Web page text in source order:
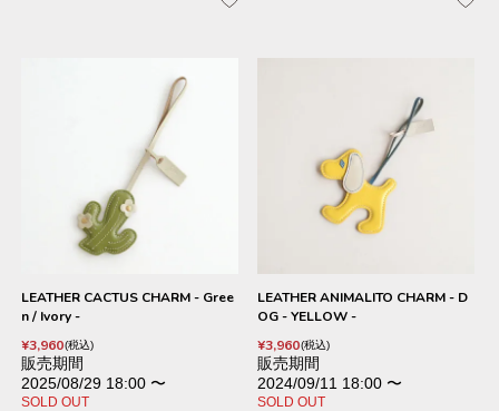
LEATHER CACTUS CHARM - Gree
n / Ivory -
¥3,960 税込
販売期間
2025/08/29 18:00 〜
SOLD OUT
LEATHER ANIMALITO CHARM - D
OG - YELLOW -
¥3,960 税込
販売期間
2024/09/11 18:00 〜
SOLD OUT